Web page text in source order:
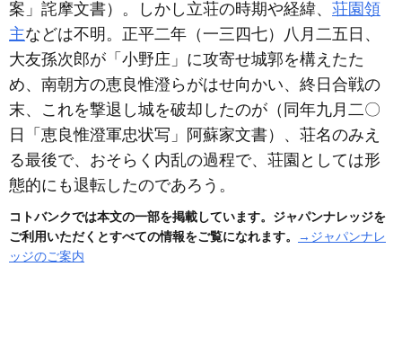
案」詫摩文書） 。しかし立荘の時期や経緯、 荘園領
主などは不明。正平二年 （一三四七）
八月二五日、
大友孫次郎が「小野庄」に攻寄せ城郭を構えたた
め、南朝方の恵良惟澄らがはせ向かい、終日合戦の
末、これを撃退し城を破却したのが （同年九月二〇
日「恵良惟澄軍忠状写」阿蘇家文書） 、荘名のみえ
る最後で、おそらく内乱の過程で、荘園としては形
態的にも退転したのであろう。
コトバンクでは本文の一部を掲載しています。ジャパンナレッジを
ご利用いただくとすべての情報をご覧になれます。
→ジャパンナレ
ッジのご案内